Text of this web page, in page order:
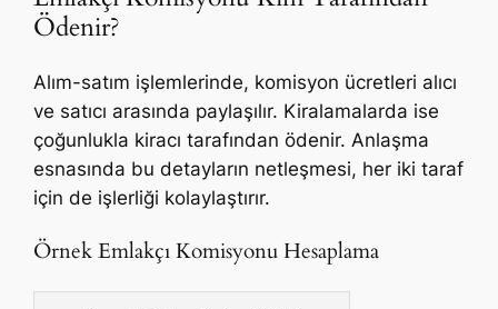
Ödenir?
Alım-satım işlemlerinde, komisyon ücretleri alıcı
ve satıcı arasında paylaşılır. Kiralamalarda ise
çoğunlukla kiracı tarafından ödenir. Anlaşma
esnasında bu detayların netleşmesi, her iki taraf
için de işlerliği kolaylaştırır.
Örnek Emlakçı Komisyonu Hesaplama